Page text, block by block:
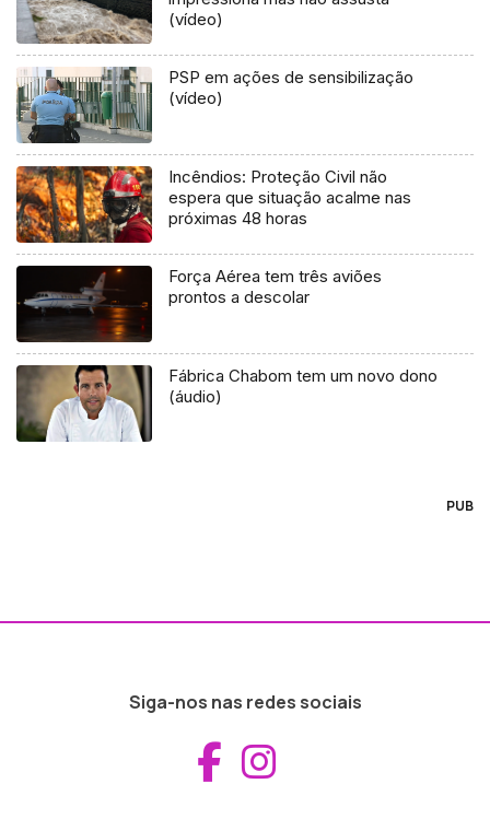
(vídeo)
PSP em ações de sensibilização
(vídeo)
Incêndios: Proteção Civil não
espera que situação acalme nas
próximas 48 horas
Força Aérea tem três aviões
prontos a descolar
Fábrica Chabom tem um novo dono
(áudio)
PUB
Siga-nos nas redes sociais
Aceder ao